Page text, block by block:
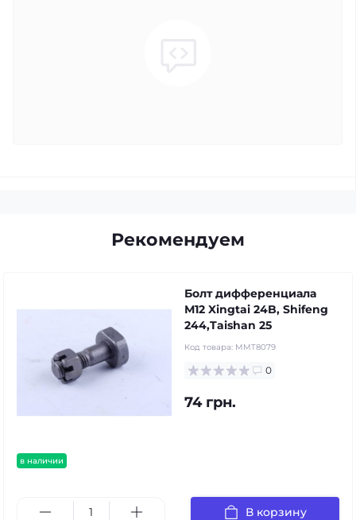
Рекомендуем
в наличии
Болт дифференциала
М12 Xingtai 24B, Shifeng
244,Taishan 25
Код товара: MMT8079
0
74 грн.
В корзину